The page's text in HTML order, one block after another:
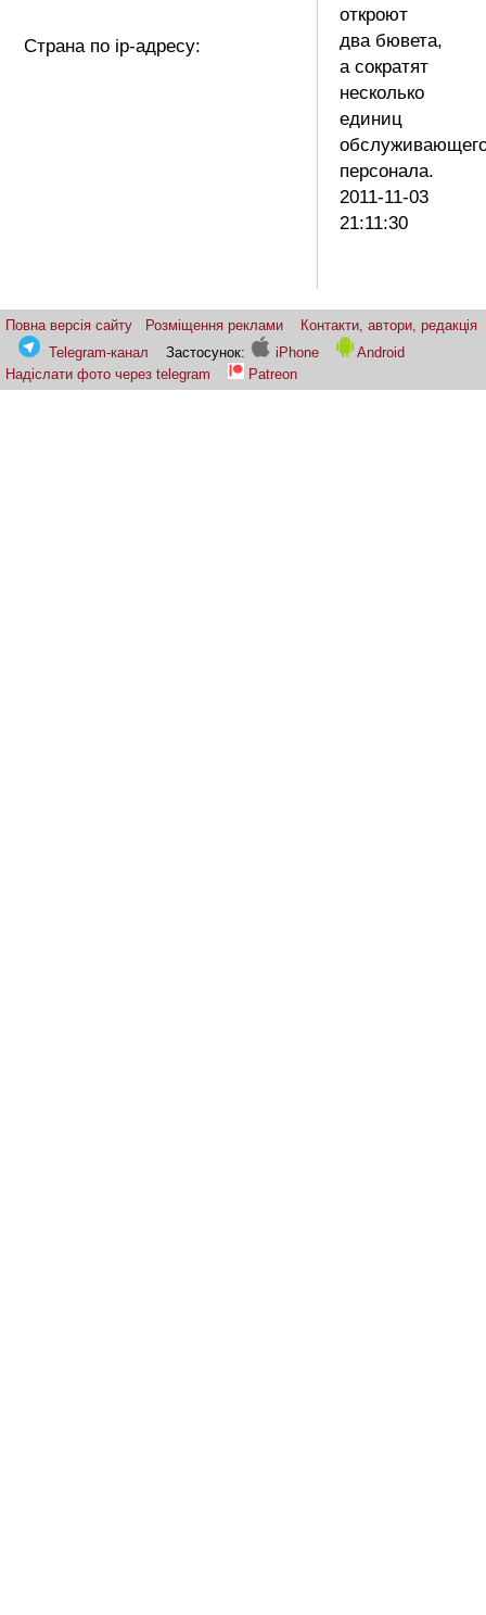
Страна по ip-адресу:
откроют
два бювета,
а сократят
несколько
единиц
персонала.
2011-11-03
21:11:30
Повна версія сайту Розміщення реклами
Контакти, автори, редакція
Telegram-канал
Застосунок: iPhone
Android
Надіслати фото через telegram
Patreon